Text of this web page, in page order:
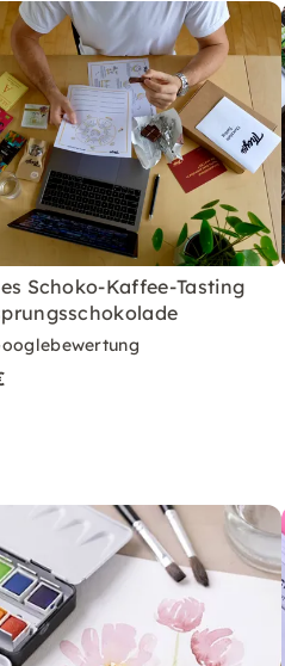
Schoko-Kaffee-Tasting